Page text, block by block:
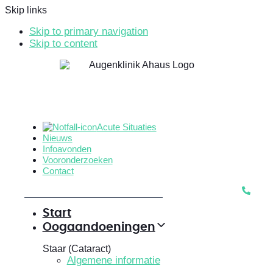
Skip links
Skip to primary navigation
Skip to content
Acute Situaties
Nieuws
Infoavonden
Vooronderzoeken
Contact
Start
Oogaandoeningen
Staar (Cataract)
Algemene informatie